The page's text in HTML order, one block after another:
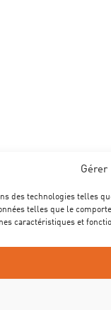
Gérer
des technologies telles
telles que le
caractéristiques et